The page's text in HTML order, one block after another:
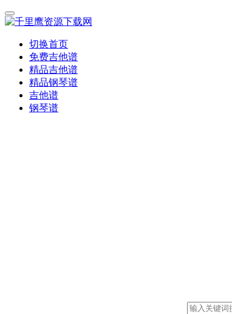
切换首页
免费吉他谱
精品吉他谱
精品钢琴谱
吉他谱
钢琴谱